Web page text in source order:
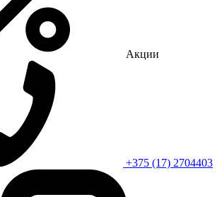
Акции
+375 (17) 2704403